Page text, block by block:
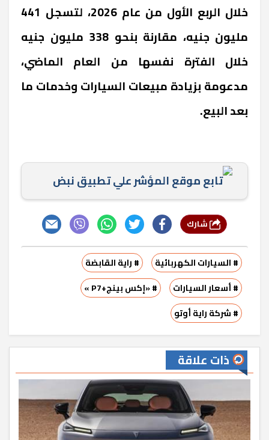
خلال الربع الأول من عام 2026، لتسجل 441
مليون جنيه، مقارنة بنحو 338 مليون جنيه
خلال الفترة نفسها من العام الماضي،
مدعومة بزيادة مبيعات السيارات وخدمات ما
بعد البيع.
تابع موقع المؤشر علي تطبيق نبض
# السيارات الكهربائية
# راية القابضة
# أسعار السيارات
# «إكس بينج+P7 »
# شركة راية أوتو
ذات علاقة